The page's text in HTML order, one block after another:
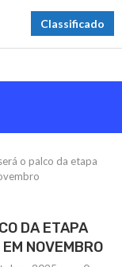
Classificado
o palco da etapa
DA ETAPA
NOVEMBRO